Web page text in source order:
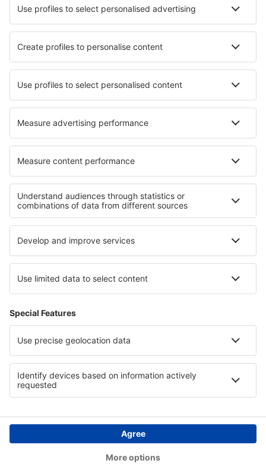
Ubytování in Villanueva de los Infantes
Ubytování in Froideterre Ubytování in Wald
Ubytování in Dunston Ubytování in Kausani
Ubytování in Gilleleje
Nejlepší ubytování - regiony
Ubytování na Molokai Ubytování na Maui
Ubytování in Colorado Ubytování v Yosemitech
Ubytování in Nevada Ubytování in Lahemaa National Park
Ubytování in Italy - ski Ubytování v Santanderu
Ubytování in Costa del Maresme Ubytování u Rudého moře
Copyright © eSky.cz. Všechna práva vyhrazena.